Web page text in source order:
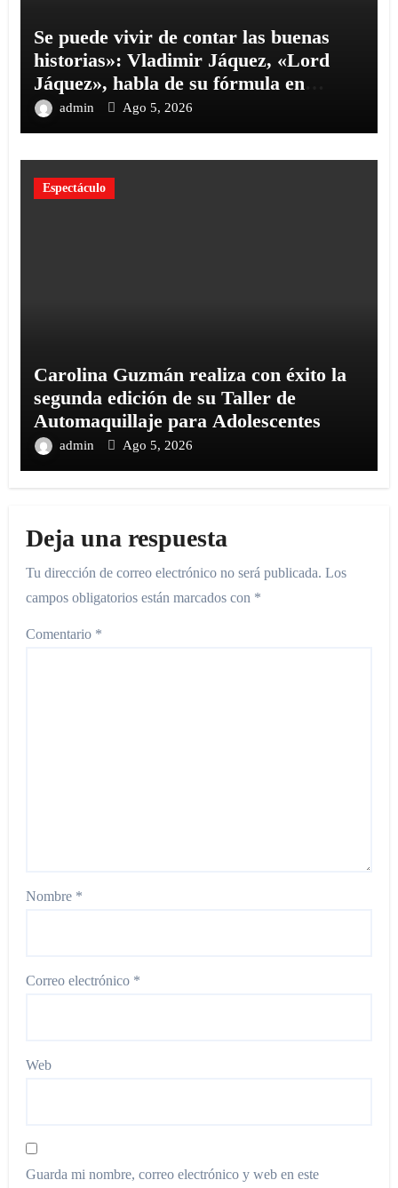
Se puede vivir de contar las buenas
historias»: Vladimir Jáquez, «Lord
Jáquez», habla de su fórmula en
«Cinco Palabras
admin Ago 5, 2026
Espectáculo
Carolina Guzmán realiza con éxito la
segunda edición de su Taller de
Automaquillaje para Adolescentes
admin Ago 5, 2026
Deja una respuesta
Tu dirección de correo electrónico no será publicada. Los
campos obligatorios están marcados con *
Comentario *
Nombre *
Correo electrónico *
Web
Guarda mi nombre, correo electrónico y web en este